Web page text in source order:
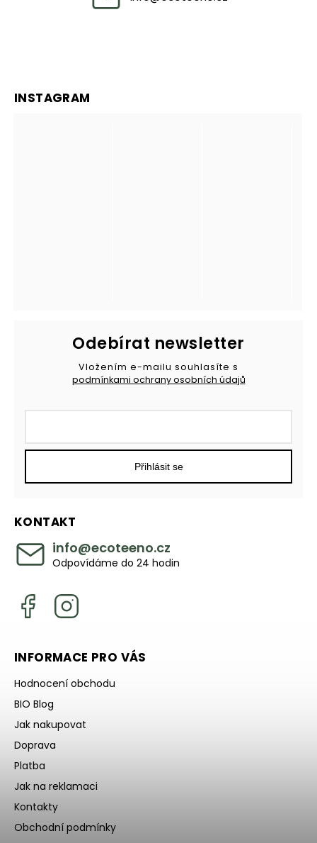
INSTAGRAM
KONTAKT
info@ecoteeno.cz
Odpovídáme do 24 hodin
Odebírat newsletter
Vložením e-mailu souhlasíte s
podmínkami ochrany osobních údajů
Přihlásit se
INFORMACE PRO VÁS
Hodnocení obchodu
BIO Blog
Jak nakupovat
Doprava
Platba
Jak na reklamaci
Kontakty
Obchodní podmínky